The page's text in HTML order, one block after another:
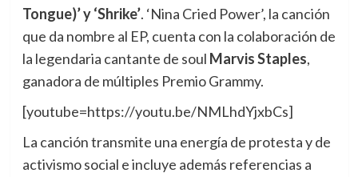
Tongue)’ y ‘Shrike’. ‘Nina Cried Power’, la canción
que da nombre al EP, cuenta con la colaboración de
la legendaria cantante de soul Marvis Staples,
ganadora de múltiples Premio Grammy.
[youtube=https://youtu.be/NMLhdYjxbCs]
La canción transmite una energía de protesta y de
activismo social e incluye además referencias a